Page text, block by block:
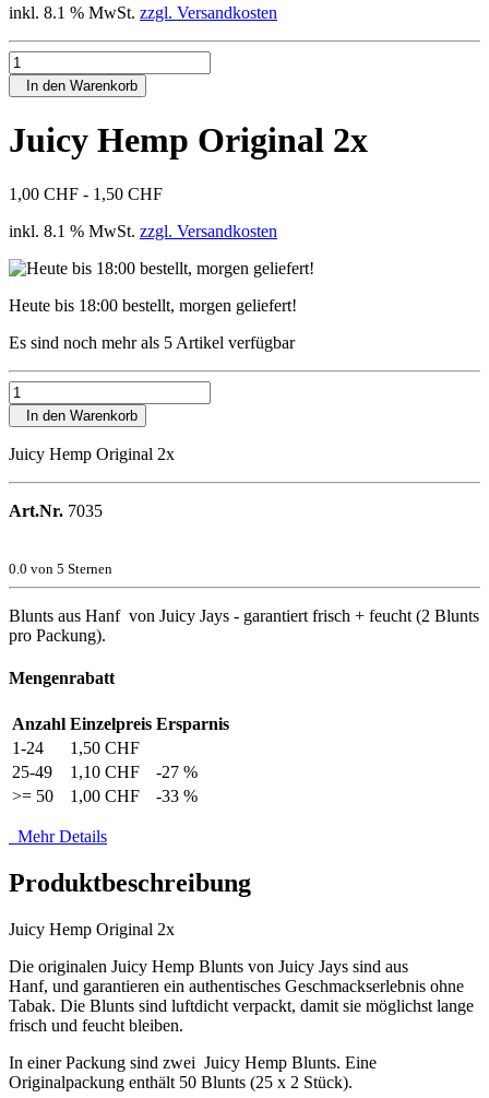
inkl. 8.1 % MwSt. zzgl. Versandkosten
In den Warenkorb
Juicy Hemp Original 2x
1,00 CHF - 1,50 CHF
inkl. 8.1 % MwSt. zzgl. Versandkosten
Heute bis 18:00 bestellt, morgen geliefert!
Es sind noch mehr als 5 Artikel verfügbar
In den Warenkorb
Juicy Hemp Original 2x
Art.Nr. 7035
0.0 von 5 Sternen
Blunts aus Hanf von Juicy Jays - garantiert frisch + feucht (2 Blunts
pro Packung).
Mengenrabatt
Anzahl Einzelpreis Ersparnis
1-24
1,50 CHF
25-49
1,10 CHF
-27 %
>= 50
1,00 CHF -33 %
Mehr Details
Produktbeschreibung
Juicy Hemp Original 2x
Die originalen Juicy Hemp Blunts von Juicy Jays sind aus
Hanf, und garantieren ein authentisches Geschmackserlebnis ohne
Tabak. Die Blunts sind luftdicht verpackt, damit sie möglichst lange
frisch und feucht bleiben.
In einer Packung sind zwei Juicy Hemp Blunts. Eine
Originalpackung enthält 50 Blunts (25 x 2 Stück).